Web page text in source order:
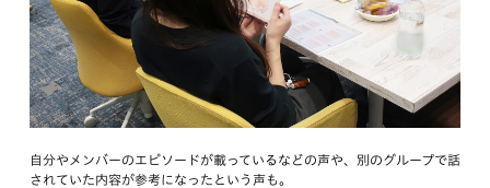
自分やメンバーのエピソードが載っているなどの声や、別のグループで話
されていた内容が参考になったという声も。